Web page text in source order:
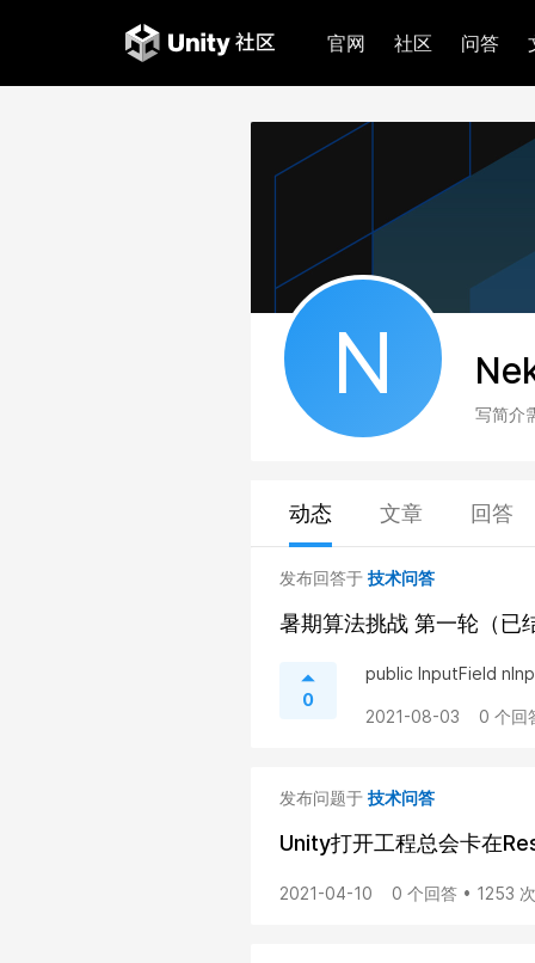
官网 社区 问答
N
写简介
动态 文章 回答
发布回答于 技术问答
暑期算法挑战 第一轮（已
0
public InputField
2021-08-03 0 个回
发布问题于 技术问答
Unity打开工程总会卡在
2021-04-10 0 个回答 • 1253